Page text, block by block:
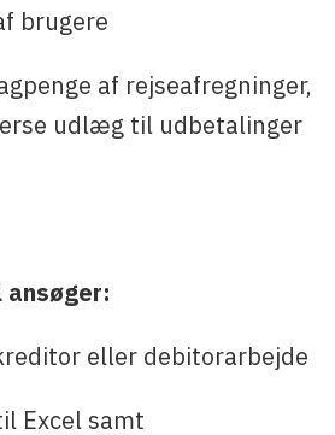
brugere
af rejseafregninger,
udlæg til udbetalinger
ansøger:
eller debitorarbejde
Excel samt